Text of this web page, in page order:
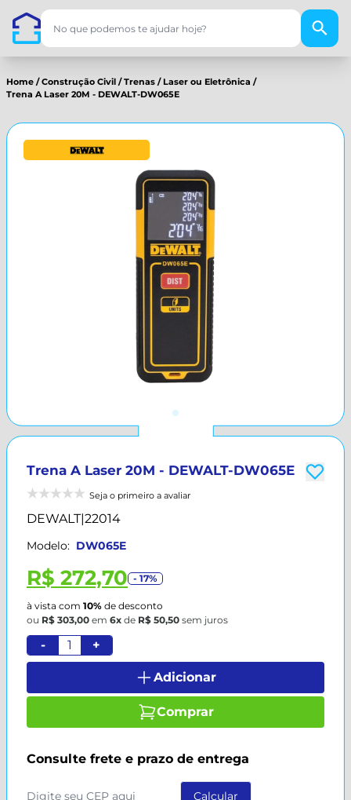
Home /Construção Civil /Trenas / Laser ou Eletrônica /
Trena A Laser 20M - DEWALT-DW065E
Trena A Laser 20M - DEWALT-DW065E
Seja o primeiro a avaliar
DEWALT|22014
Modelo: DW065E
R$ 272,70 - 17%
à vista com 10% de desconto
ou R$ 303,00 em 6x de R$ 50,50 sem juros
- +
Adicionar
Comprar
Consulte frete e prazo de entrega